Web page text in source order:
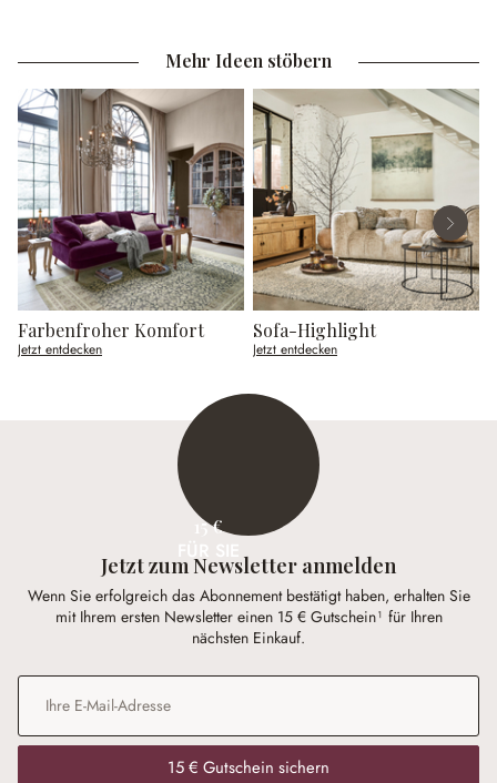
Mehr Ideen stöbern
Farbenfroher Komfort
Jetzt entdecken
Sofa-Highlight
Jetzt entdecken
15 €
Jetzt zum Newsletter anmelden
Wenn Sie erfolgreich das Abonnement bestätigt haben, erhalten Sie
mit Ihrem ersten Newsletter einen 15 € Gutschein¹ für Ihren
nächsten Einkauf.
E-Mail-Adresse
15 € Gutschein sichern